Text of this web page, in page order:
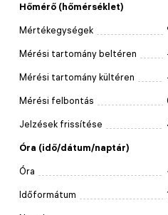
Hőmérő (hőmérséklet)
Mértékegységek
Mérési tartomány beltéren
Mérési tartomány kültéren
Mérési felbontás
Jelzések frissítése
Óra (idő/dátum/naptár)
Óra
Időformátum